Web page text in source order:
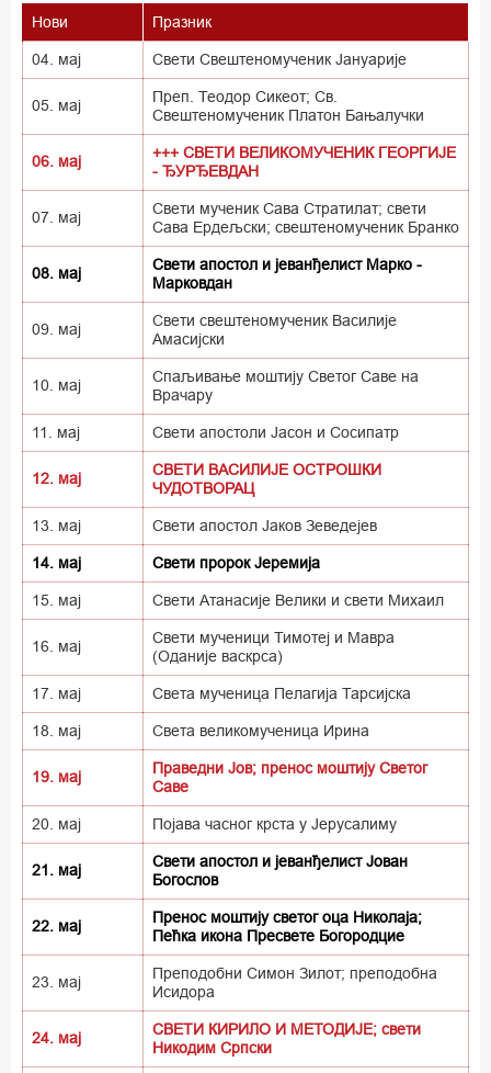
Нови Празник
04. мај Свети Свештеномученик Јануарије
05. мај
Преп. Теодор Сикеот; Св.
Свештеномученик Платон Бањалучки
06. мај
+++ СВЕТИ ВЕЛИКОМУЧЕНИК ГЕОРГИЈЕ
- ЂУРЂЕВДАН
07. мај
Свети мученик Сава Стратилат; свети
Сава Ердељски; свештеномученик Бранко
08. мај
Свети апостол и јеванђелист Марко -
Марковдан
09. мај
Свети свештеномученик Василије
Амасијски
10. мај
Спаљивање моштију Светог Саве на
Врачару
11. мај Свети апостоли Јасон и Сосипатр
12. мај
СВЕТИ ВАСИЛИЈЕ ОСТРОШКИ
ЧУДОТВОРАЦ
13. мај Свети апостол Јаков Зеведејев
14. мај Свети пророк Јеремија
15. мај Свети Атанасије Велики и свети Михаил
16. мај
Свети мученици Тимотеј и Мавра
(Оданије васкрса)
17. мај Света мученица Пелагија Тарсијска
18. мај Света великомученица Ирина
19. мај
Праведни Јов; пренос моштију Светог
Саве
20. мај Појава часног крста у Јерусалиму
21. мај
Свети апостол и јеванђелист Јован
Богослов
22. мај
Пренос моштију светог оца Николаја;
Пећка икона Пресвете Богородцие
23. мај
Преподобни Симон Зилот; преподобна
Исидора
24. мај
СВЕТИ КИРИЛО И МЕТОДИЈЕ; свети
Никодим Српски